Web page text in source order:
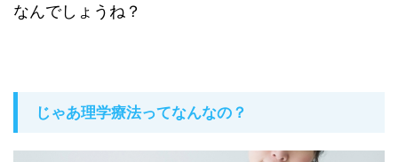
なんでしょうね？
じゃあ理学療法ってなんなの？